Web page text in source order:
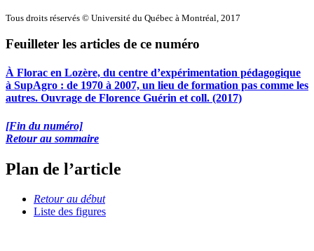
Tous droits réservés © Université du Québec à Montréal, 2017
Feuilleter les articles de ce numéro
À Florac en Lozère, du centre d’expérimentation pédagogique
à SupAgro : de 1970 à 2007, un lieu de formation pas comme les
autres. Ouvrage de Florence Guérin et coll. (2017)
[Fin du numéro]
Retour au sommaire
Plan de l’article
Retour au début
Liste des figures